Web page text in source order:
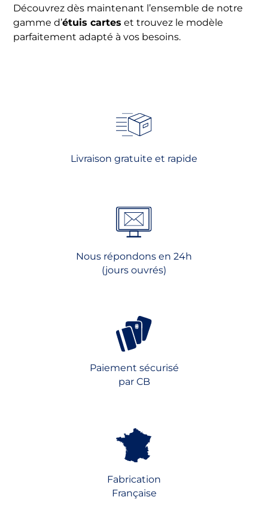
Découvrez dès maintenant l’ensemble de notre
gamme d’étuis cartes et trouvez le modèle
parfaitement adapté à vos besoins.
Livraison gratuite et rapide
Nous répondons en 24h
(jours ouvrés)
Paiement sécurisé
par CB
Fabrication
Française